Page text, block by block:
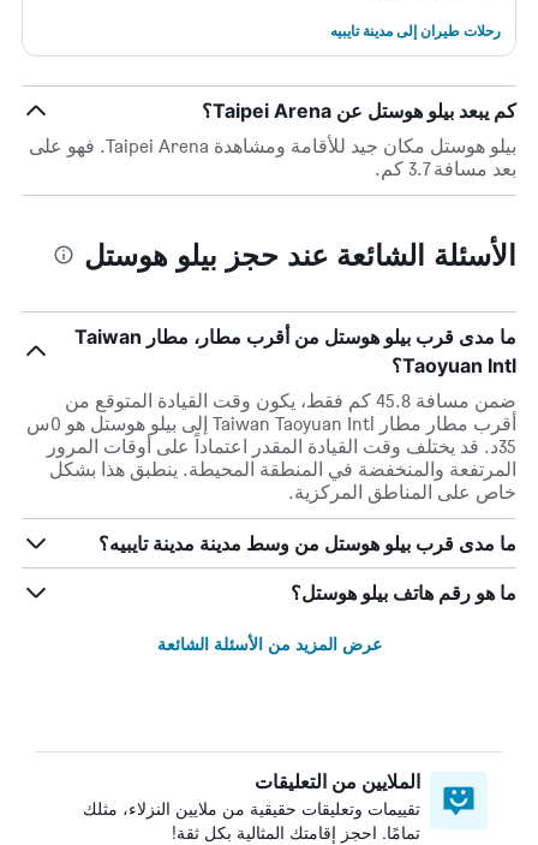
رحلات طيران إلى مدينة تايبيه
كم يبعد بيلو هوستل عن Taipei Arena؟
بيلو هوستل مكان جيد للأقامة ومشاهدة Taipei Arena. فهو على
بعد مسافة 3.7 كم.
الأسئلة الشائعة عند حجز بيلو هوستل
ما مدى قرب بيلو هوستل من أقرب مطار، مطار Taiwan
Taoyuan Intl؟
ضمن مسافة 45.8 كم فقط، يكون وقت القيادة المتوقع من
أقرب مطار مطار Taiwan Taoyuan Intl إلى بيلو هوستل هو 0س
35د. قد يختلف وقت القيادة المقدر اعتماداً على أوقات المرور
المرتفعة والمنخفضة في المنطقة المحيطة. ينطبق هذا بشكل
خاص على المناطق المركزية.
ما مدى قرب بيلو هوستل من وسط مدينة مدينة تايبيه؟
ما هو رقم هاتف بيلو هوستل؟
عرض المزيد من الأسئلة الشائعة
الملايين من التعليقات
تقييمات وتعليقات حقيقية من ملايين النزلاء، مثلك
تمامًا. احجز إقامتك المثالية بكل ثقة!